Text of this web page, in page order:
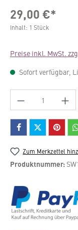
29,00 €*
Inhalt: 1 Stück
Preise inkl. MwSt.
Sofort verfügbar,
Produkt
Zum Merkzettel
Produktnummer: